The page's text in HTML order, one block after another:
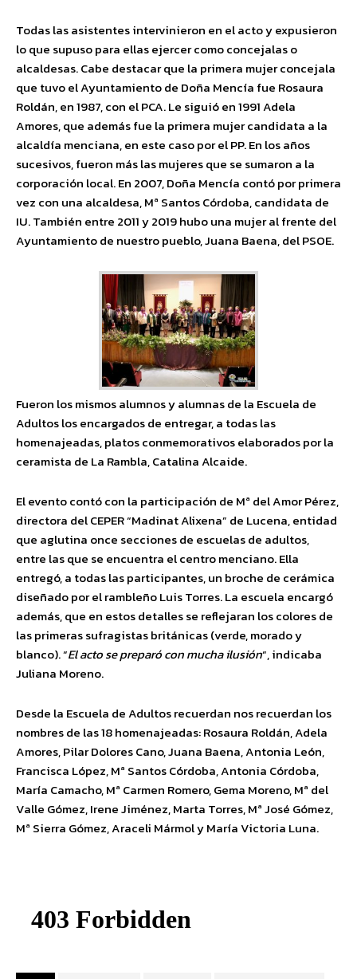
Todas las asistentes intervinieron en el acto y expusieron
lo que supuso para ellas ejercer como concejalas o
alcaldesas. Cabe destacar que la primera mujer concejala
que tuvo el Ayuntamiento de Doña Mencía fue Rosaura
Roldán, en 1987, con el PCA. Le siguió en 1991 Adela
Amores, que además fue la primera mujer candidata a la
alcaldía menciana, en este caso por el PP. En los años
sucesivos, fueron más las mujeres que se sumaron a la
corporación local. En 2007, Doña Mencía contó por primera
vez con una alcaldesa, Mª Santos Córdoba, candidata de
IU. También entre 2011 y 2019 hubo una mujer al frente del
Ayuntamiento de nuestro pueblo, Juana Baena, del PSOE.
Fueron los mismos alumnos y alumnas de la Escuela de
Adultos los encargados de entregar, a todas las
homenajeadas, platos conmemorativos elaborados por la
ceramista de La Rambla, Catalina Alcaide.
El evento contó con la participación de Mª del Amor Pérez,
directora del CEPER “Madinat Alixena” de Lucena, entidad
que aglutina once secciones de escuelas de adultos,
entre las que se encuentra el centro menciano. Ella
entregó, a todas las participantes, un broche de cerámica
diseñado por el rambleño Luis Torres. La escuela encargó
además, que en estos detalles se reflejaran los colores de
las primeras sufragistas británicas (verde, morado y
blanco). “El acto se preparó con mucha ilusión“, indicaba
Juliana Moreno.
Desde la Escuela de Adultos recuerdan nos recuerdan los
nombres de las 18 homenajeadas: Rosaura Roldán, Adela
Amores, Pilar Dolores Cano, Juana Baena, Antonia León,
Francisca López, Mª Santos Córdoba, Antonia Córdoba,
María Camacho, Mª Carmen Romero, Gema Moreno, Mª del
Valle Gómez, Irene Jiménez, Marta Torres, Mª José Gómez,
Mª Sierra Gómez, Araceli Mármol y María Victoria Luna.